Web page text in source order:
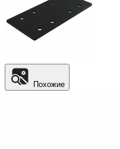
Похожие